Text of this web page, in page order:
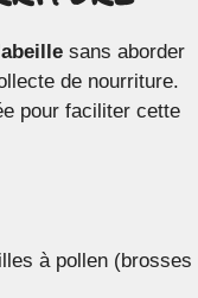
sans aborder
de nourriture.
pour faciliter cette
à pollen (brosses